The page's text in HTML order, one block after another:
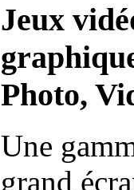
Jeux
Photo,
Une
grand